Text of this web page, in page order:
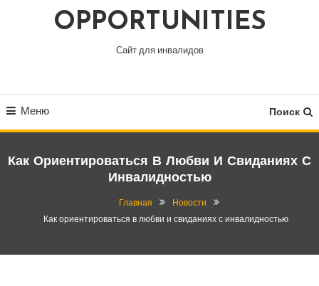
OPPORTUNITIES
Сайт для инвалидов
Меню Поиск
Как Ориентироваться В Любви И Свиданиях С
Инвалидностью
Главная
Новости
Как ориентироваться в любви и свиданиях с инвалидностью